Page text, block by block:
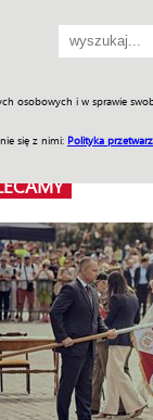
osobowych i w sprawie
się z nimi: Polityka
Jednodniówki